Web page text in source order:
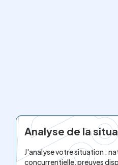
Analyse de la
J'analyse votre situation :
concurrentielle, preuves